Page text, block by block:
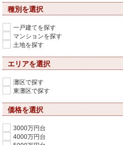
種別を選択
一戸建てを探す
マンションを探す
土地を探す
エリアを選択
灘区で探す
東灘区で探す
価格を選択
3000万円台
4000万円台